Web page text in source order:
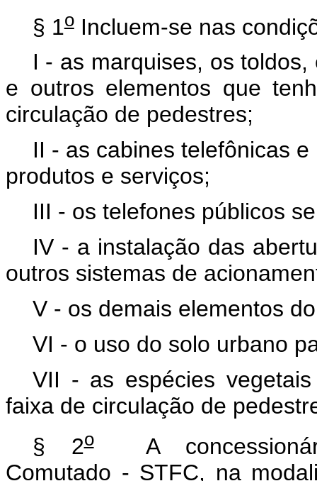
§ 1oIncluem-se nas
I - as marquises, os
e outros elementos que
circulação de pedestres;
II - as cabines telefônicas
produtos e serviços;
III - os telefones públicos
IV - a instalação das
outros sistemas de
V - os demais elementos
VI - o uso do solo urbano
VII - as espécies
faixa de circulação de
§ 2oA
Comutado - STFC, na